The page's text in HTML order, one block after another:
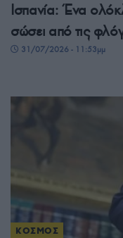
Ισπανία: Ένα
σώσει από τις
31/07/2026 - 11:53μμ
ΚΟΣΜΟΣ